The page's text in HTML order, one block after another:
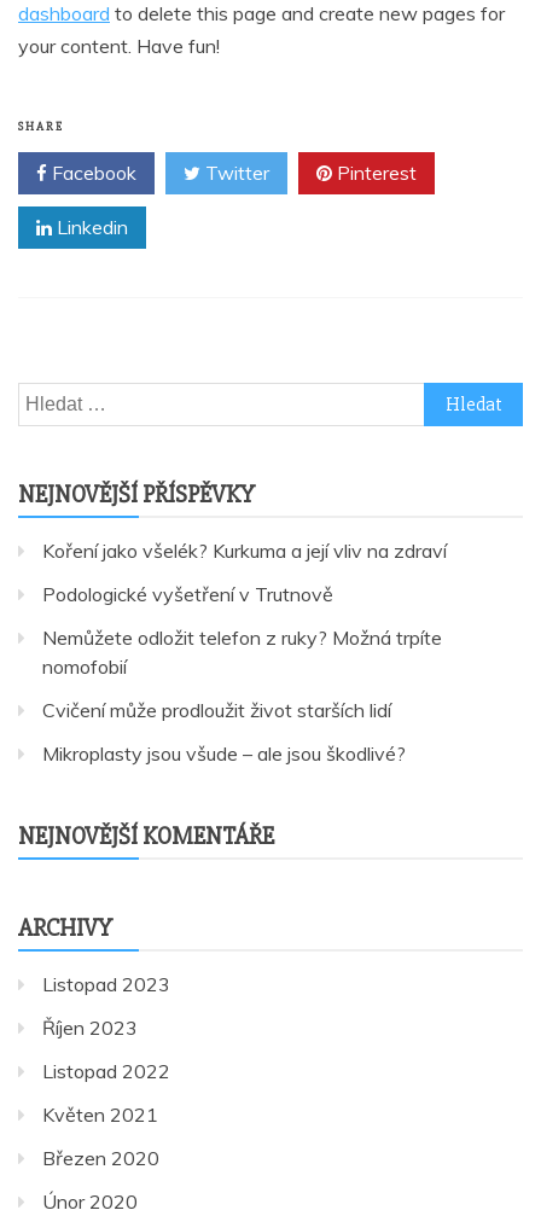
dashboard to delete this page and create new pages for
your content. Have fun!
SHARE
Facebook Twitter Pinterest
Linkedin
Vyhledávání
NEJNOVĚJŠÍ PŘÍSPĚVKY
Koření jako všelék? Kurkuma a její vliv na zdraví
Podologické vyšetření v Trutnově
Nemůžete odložit telefon z ruky? Možná trpíte
nomofobií
Cvičení může prodloužit život starších lidí
Mikroplasty jsou všude – ale jsou škodlivé?
NEJNOVĚJŠÍ KOMENTÁŘE
ARCHIVY
Listopad 2023
Říjen 2023
Listopad 2022
Květen 2021
Březen 2020
Únor 2020